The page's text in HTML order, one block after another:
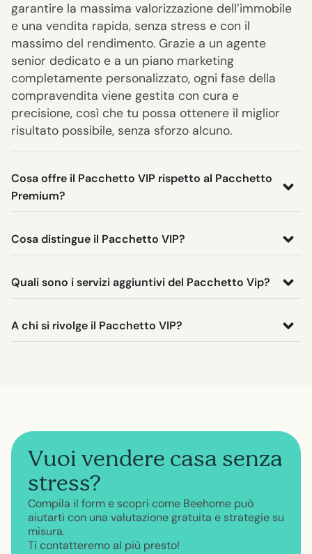
garantire la massima valorizzazione dell’immobile
e una vendita rapida, senza stress e con il
massimo del rendimento. Grazie a un agente
senior dedicato e a un piano marketing
completamente personalizzato, ogni fase della
compravendita viene gestita con cura e
precisione, così che tu possa ottenere il miglior
risultato possibile, senza sforzo alcuno.
Cosa offre il Pacchetto VIP rispetto al Pacchetto
Premium?
Cosa distingue il Pacchetto VIP?
Quali sono i servizi aggiuntivi del Pacchetto Vip?
A chi si rivolge il Pacchetto VIP?
Vuoi vendere casa senza
stress?
Compila il form e scopri come Beehome può
aiutarti con una valutazione gratuita e strategie su
misura.
Ti contatteremo al più presto!